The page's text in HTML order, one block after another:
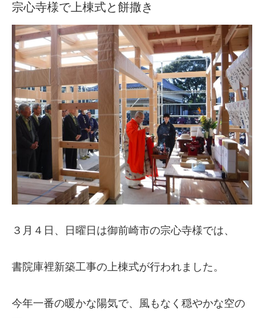
宗心寺様で上棟式と餅撒き
３月４日、日曜日は御前崎市の宗心寺様では、
書院庫裡新築工事の上棟式が行われました。
今年一番の暖かな陽気で、風もなく穏やかな空の